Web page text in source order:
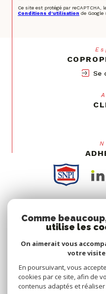
Ce site est protégé par reCAPTCHA,
Conditions d'utilisation de Google
Se
Comme
utilise les
On aimerait vous
votre
En poursuivant, vous
cookies par ce site, afin de
contenus adaptés et